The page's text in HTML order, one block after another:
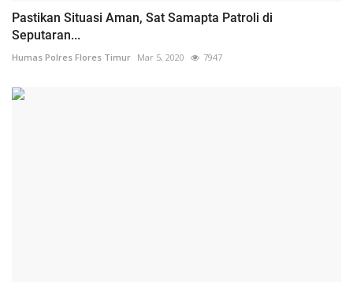
Pastikan Situasi Aman, Sat Samapta Patroli di
Seputaran...
Humas Polres Flores Timur Mar 5, 2020 7947